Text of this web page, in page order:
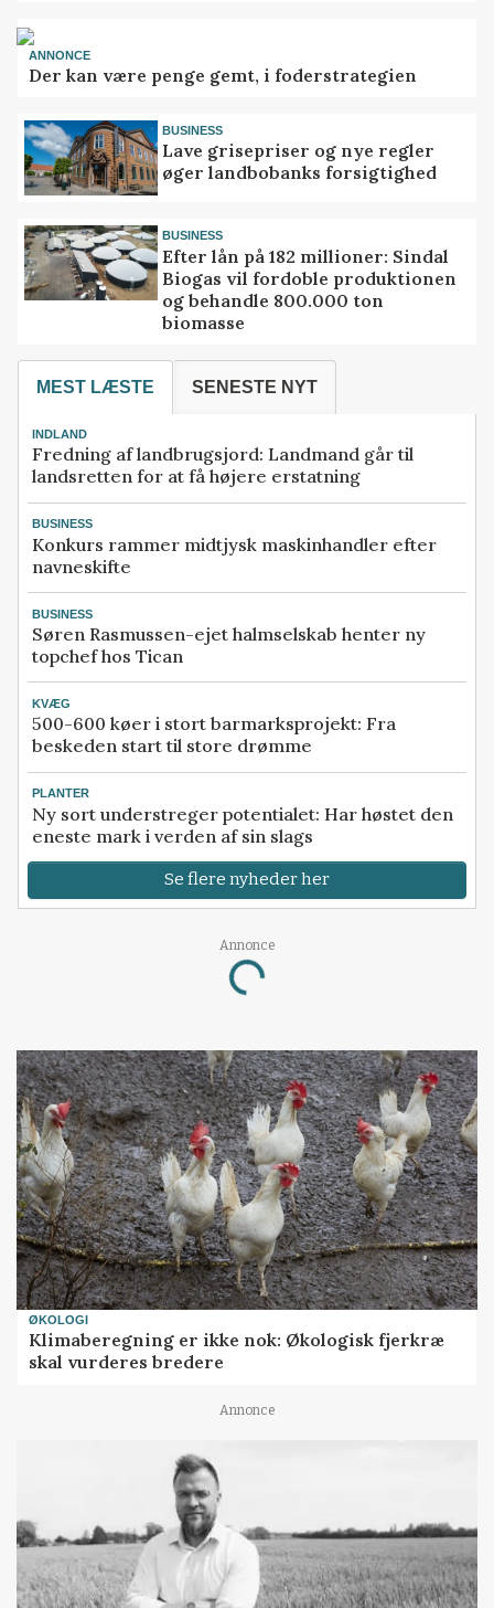
ANNONCE
Der kan være penge gemt, i foderstrategien
BUSINESS
Lave grisepriser og nye regler
øger landbobanks forsigtighed
BUSINESS
Efter lån på 182 millioner: Sindal
Biogas vil fordoble produktionen
og behandle 800.000 ton
biomasse
MEST LÆSTE SENESTE NYT
INDLAND
Fredning af landbrugsjord: Landmand går til
landsretten for at få højere erstatning
BUSINESS
Konkurs rammer midtjysk maskinhandler efter
navneskifte
BUSINESS
Søren Rasmussen-ejet halmselskab henter ny
topchef hos Tican
KVÆG
500-600 køer i stort barmarksprojekt: Fra
beskeden start til store drømme
PLANTER
Ny sort understreger potentialet: Har høstet den
eneste mark i verden af sin slags
Se flere nyheder her
Annonce
Loading...
ØKOLOGI
Klimaberegning er ikke nok: Økologisk fjerkræ
skal vurderes bredere
Annonce